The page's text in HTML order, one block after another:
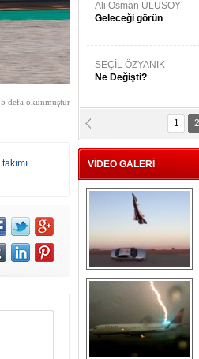
defa okunmuştur
Ali Osman ULUSOY
Geleceği görün
SEÇİL ÖZYANIK
Ne Değişti?
MERİÇ KÖYATASI
Bayraksız Vatan !
1 2
VİDEO GALERİ
Savaş uçağı
pilotundan
muhteşem gösteri